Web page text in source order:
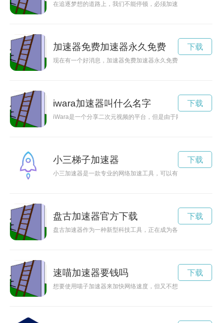
在追逐梦想的道路上，我们不能停顿，必须加速前行，只有不断
加速器免费加速器永久免费
现在有一个好消息，加速器免费加速器永久免费啦！不需要再
下载
iwara加速器叫什么名字
iWara是一个分享二次元视频的平台，但是由于网络环境的限
下载
小三梯子加速器
小三加速器是一款专业的网络加速工具，可以有效提升网速，
下载
盘古加速器官方下载
盘古加速器作为一种新型科技工具，正在成为各行业领跑市场
下载
速喵加速器要钱吗
想要使用喵子加速器来加快网络速度，但又不想付费？不用担
下载